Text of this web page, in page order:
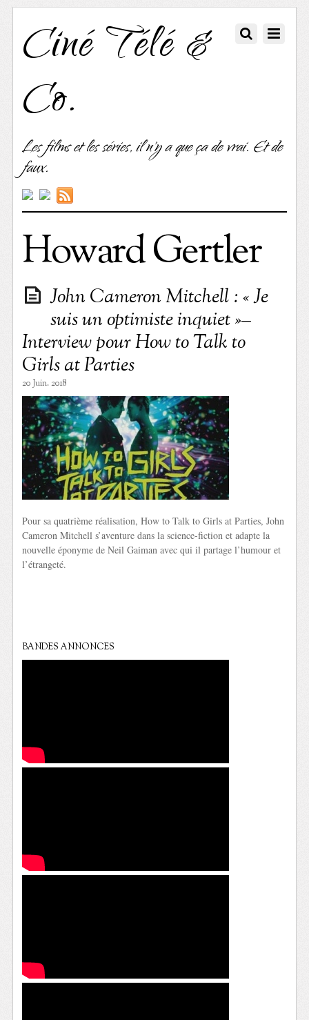
Ciné Télé &
Co.
Les films et les séries, il n'y a que ça de vrai. Et de
faux.
Howard Gertler
John Cameron Mitchell : « Je
suis un optimiste inquiet »–
Interview pour How to Talk to
Girls at Parties
20 Juin. 2018
Pour sa quatrième réalisation, How to Talk to Girls at Parties, John
Cameron Mitchell s’aventure dans la science-fiction et adapte la
nouvelle éponyme de Neil Gaiman avec qui il partage l’humour et
l’étrangeté.
BANDES ANNONCES